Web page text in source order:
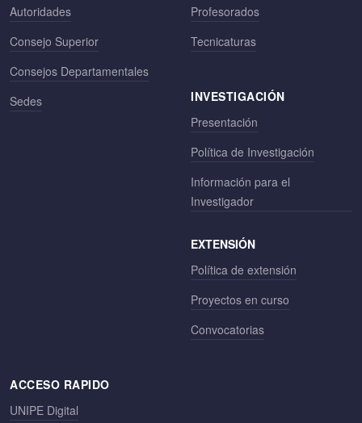
Autoridades
Consejo Superior
Consejos Departamentales
Sedes
Profesorados
Tecnicaturas
INVESTIGACIÓN
Presentación
Política de Investigación
Información para el
Investigador
EXTENSIÓN
Política de extensión
Proyectos en curso
Convocatorias
ACCESO RAPIDO
UNIPE Digital